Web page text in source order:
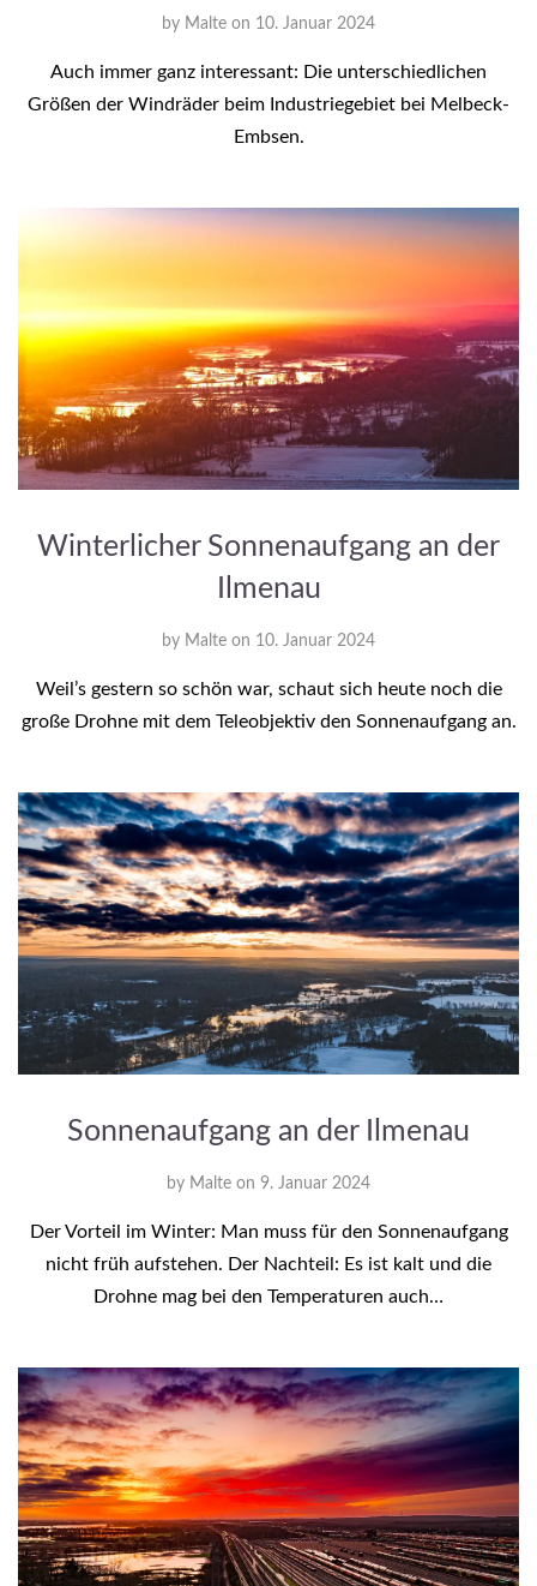
by Malte on 10. Januar 2024
Auch immer ganz interessant: Die unterschiedlichen
Größen der Windräder beim Industriegebiet bei Melbeck-
Embsen.
Winterlicher Sonnenaufgang an der
Ilmenau
by Malte on 10. Januar 2024
Weil’s gestern so schön war, schaut sich heute noch die
große Drohne mit dem Teleobjektiv den Sonnenaufgang an.
Sonnenaufgang an der Ilmenau
by Malte on 9. Januar 2024
Der Vorteil im Winter: Man muss für den Sonnenaufgang
nicht früh aufstehen. Der Nachteil: Es ist kalt und die
Drohne mag bei den Temperaturen auch…